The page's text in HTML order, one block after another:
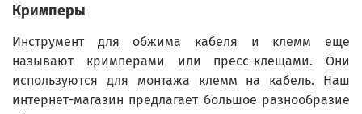
Кримперы
Инструмент для обжима кабеля и клемм еще
называют кримперами или пресс-клещами. Они
используются для монтажа клемм на кабель. Наш
интернет-магазин предлагает большое разнообразие